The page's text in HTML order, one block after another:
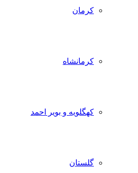
کرمان
کرمانشاه
کهگلویه و بویر احمد
گلستان